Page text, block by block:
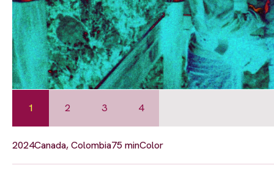
1 2 3 4
2024Canada, Colombia75 minColor